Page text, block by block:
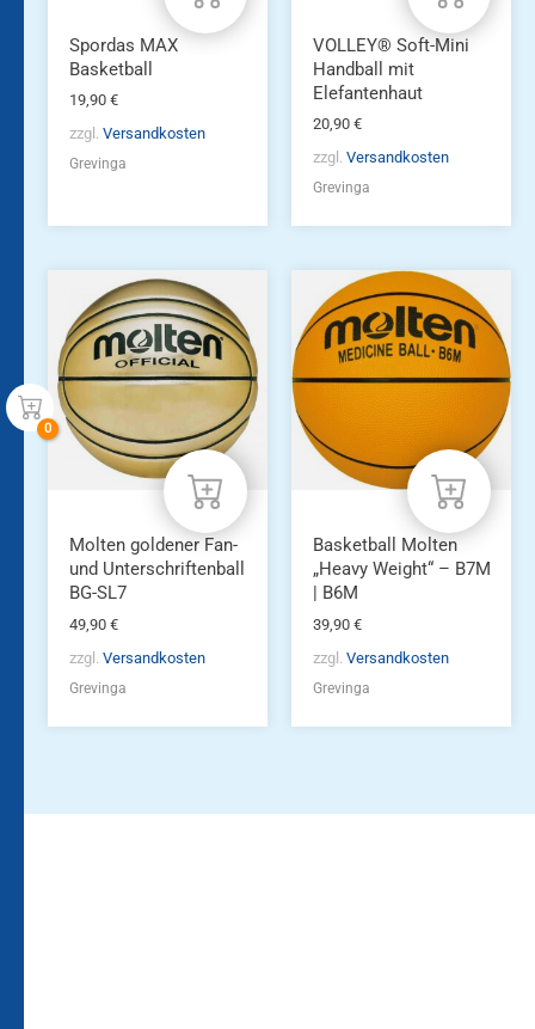
Spordas MAX
Basketball
19,90 €
zzgl. Versandkosten
Grevinga
VOLLEY® Soft-Mini
Handball mit
Elefantenhaut
20,90 €
zzgl. Versandkosten
Grevinga
Molten goldener Fan-
und Unterschriftenball
BG-SL7
49,90 €
zzgl. Versandkosten
Grevinga
Dieses
Produkt
weist
mehrere
Varianten
Optionen
können
Produktseite
gewählt
werden
Basketball Molten
„Heavy Weight“ – B7M
| B6M
39,90 €
zzgl. Versandkosten
Grevinga